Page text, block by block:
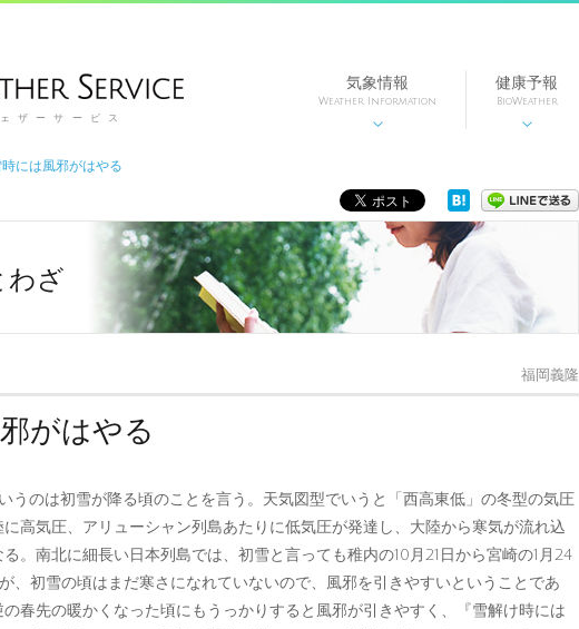
ザーサービス
気象情報
Weather Information

健康予報
BioWeather

時には風邪がはやる
わざ
福岡義隆
がはやる
うのは初雪が降る頃のことを言う。天気図型でいうと「西高東低」の冬型の気圧
高気圧、アリューシャン列島あたりに低気圧が発達し、大陸から寒気が流れ込
。南北に細長い日本列島では、初雪と言っても稚内の10月21日から宮崎の1月24
、初雪の頃はまだ寒さになれていないので、風邪を引きやすいということであ
春先の暖かくなった頃にもうっかりすると風邪が引きやすく、『雪解け時には